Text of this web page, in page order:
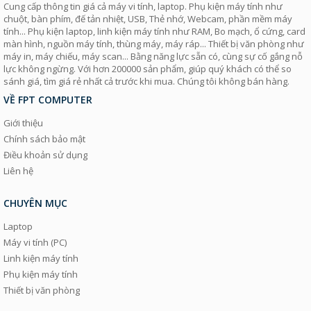
Cung cấp thông tin giá cả máy vi tính, laptop. Phụ kiện máy tính như
chuột, bàn phím, đế tản nhiệt, USB, Thẻ nhớ, Webcam, phần mềm máy
tính... Phụ kiện laptop, linh kiện máy tính như RAM, Bo mạch, ổ cứng, card
màn hình, nguồn máy tính, thùng máy, máy ráp... Thiết bị văn phòng như
máy in, máy chiếu, máy scan... Bằng năng lực sẵn có, cùng sự cố gắng nỗ
lực không ngừng. Với hơn 200000 sản phẩm, giúp quý khách có thể so
sánh giá, tìm giá rẻ nhất cả trước khi mua. Chúng tôi không bán hàng.
VỀ FPT COMPUTER
Giới thiệu
Chính sách bảo mật
Điều khoản sử dụng
Liên hệ
CHUYÊN MỤC
Laptop
Máy vi tính (PC)
Linh kiện máy tính
Phụ kiện máy tính
Thiết bị văn phòng